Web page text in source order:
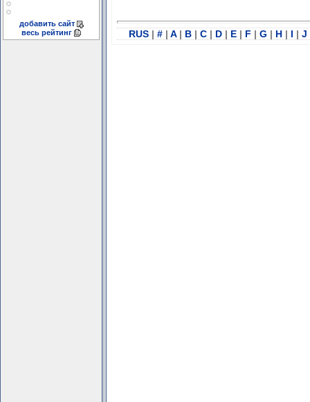
добавить сайт
весь рейтинг
RUS | # | A | B | C | D | E | F | G | H | I | J